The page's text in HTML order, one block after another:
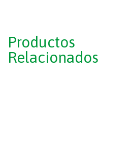
Productos
Relacionados